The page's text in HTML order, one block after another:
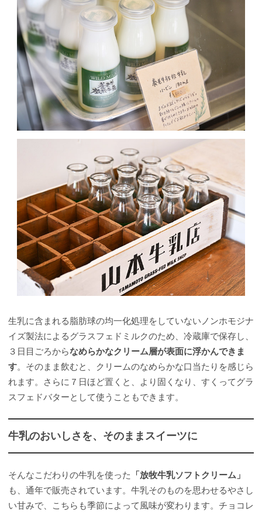
生乳に含まれる脂肪球の均一化処理をしていないノンホモジナ
イズ製法によるグラスフェドミルクのため、冷蔵庫で保存し、
３日目ごろからなめらかなクリーム層が表面に浮かんできま
す。そのまま飲むと、クリームのなめらかな口当たりを感じら
れます。さらに７日ほど置くと、より固くなり、すくってグラ
スフェドバターとして使うこともできます。
牛乳のおいしさを、そのままスイーツに
そんなこだわりの牛乳を使った
「放牧牛乳ソフトクリーム」
も、通年で販売されています。牛乳そのものを思わせるやさし
い甘みで、こちらも季節によって風味が変わります。チョコレ